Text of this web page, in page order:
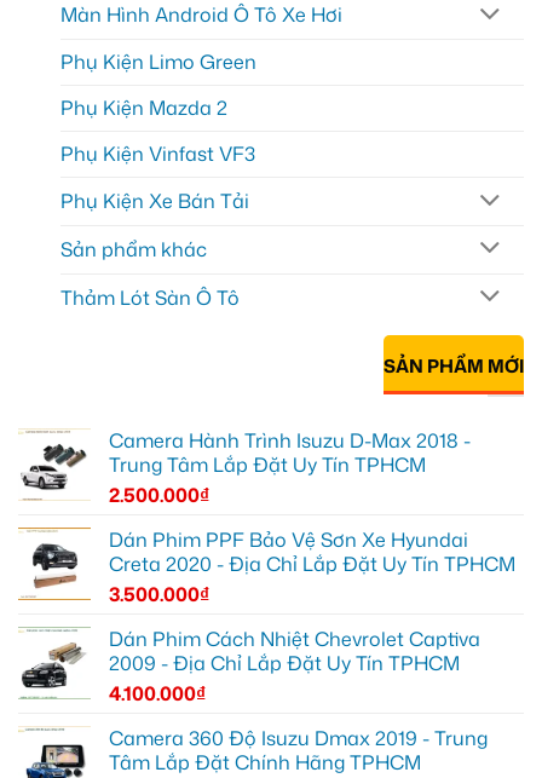
Màn Hình Android Ô Tô Xe Hơi
Phụ Kiện Limo Green
Phụ Kiện Mazda 2
Phụ Kiện Vinfast VF3
Phụ Kiện Xe Bán Tải
Sản phẩm khác
Thảm Lót Sàn Ô Tô
SẢN PHẨM MỚI
Camera Hành Trình Isuzu D-Max 2018 -
Trung Tâm Lắp Đặt Uy Tín TPHCM
2.500.000₫
Dán Phim PPF Bảo Vệ Sơn Xe Hyundai
Creta 2020 - Địa Chỉ Lắp Đặt Uy Tín TPHCM
3.500.000₫
Dán Phim Cách Nhiệt Chevrolet Captiva
2009 - Địa Chỉ Lắp Đặt Uy Tín TPHCM
4.100.000₫
Camera 360 Độ Isuzu Dmax 2019 - Trung
Tâm Lắp Đặt Chính Hãng TPHCM